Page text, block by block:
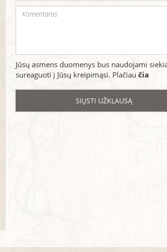
Jūsų asmens duomenys bus naudojami
sureaguoti į Jūsų kreipimąsi. Plačiau čia